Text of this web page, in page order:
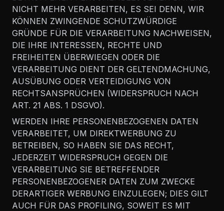
NICHT MEHR VERARBEITEN, ES SEI DENN, WIR
KÖNNEN ZWINGENDE SCHUTZWÜRDIGE
GRÜNDE FÜR DIE VERARBEITUNG NACHWEISEN,
DIE IHRE INTERESSEN, RECHTE UND
FREIHEITEN ÜBERWIEGEN ODER DIE
VERARBEITUNG DIENT DER GELTENDMACHUNG,
AUSÜBUNG ODER VERTEIDIGUNG VON
RECHTSANSPRÜCHEN (WIDERSPRUCH NACH
ART. 21 ABS. 1 DSGVO).
WERDEN IHRE PERSONENBEZOGENEN DATEN
VERARBEITET, UM DIREKTWERBUNG ZU
BETREIBEN, SO HABEN SIE DAS RECHT,
JEDERZEIT WIDERSPRUCH GEGEN DIE
VERARBEITUNG SIE BETREFFENDER
PERSONENBEZOGENER DATEN ZUM ZWECKE
DERARTIGER WERBUNG EINZULEGEN; DIES GILT
AUCH FÜR DAS PROFILING, SOWEIT ES MIT